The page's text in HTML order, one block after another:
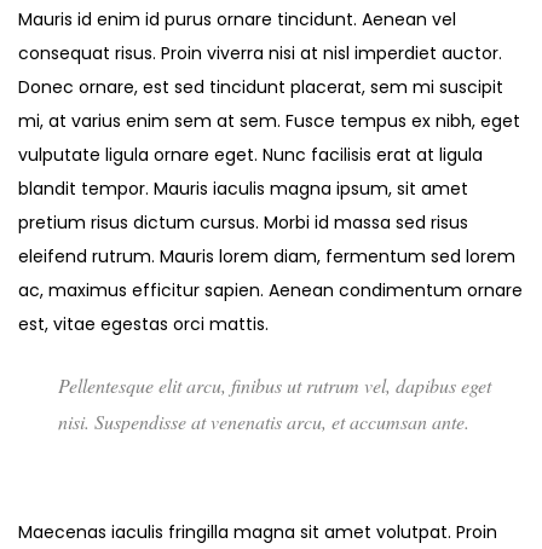
Mauris id enim id purus ornare tincidunt. Aenean vel
consequat risus. Proin viverra nisi at nisl imperdiet auctor.
Donec ornare, est sed tincidunt placerat, sem mi suscipit
mi, at varius enim sem at sem. Fusce tempus ex nibh, eget
vulputate ligula ornare eget. Nunc facilisis erat at ligula
blandit tempor. Mauris iaculis magna ipsum, sit amet
pretium risus dictum cursus. Morbi id massa sed risus
eleifend rutrum. Mauris lorem diam, fermentum sed lorem
ac, maximus efficitur sapien. Aenean condimentum ornare
est, vitae egestas orci mattis.
Pellentesque elit arcu, finibus ut rutrum vel, dapibus eget
nisi. Suspendisse at venenatis arcu, et accumsan ante.
Maecenas iaculis fringilla magna sit amet volutpat. Proin